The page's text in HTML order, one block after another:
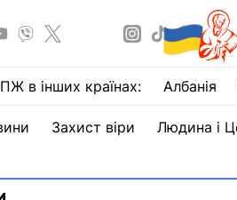
в інших країнах: Албанія
Захист віри Людина і